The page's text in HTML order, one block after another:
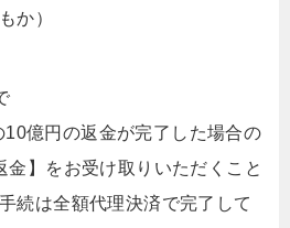
か）
10億円の返金が完了した場合の
金】をお受け取りいただくこと
続は全額代理決済で完了して